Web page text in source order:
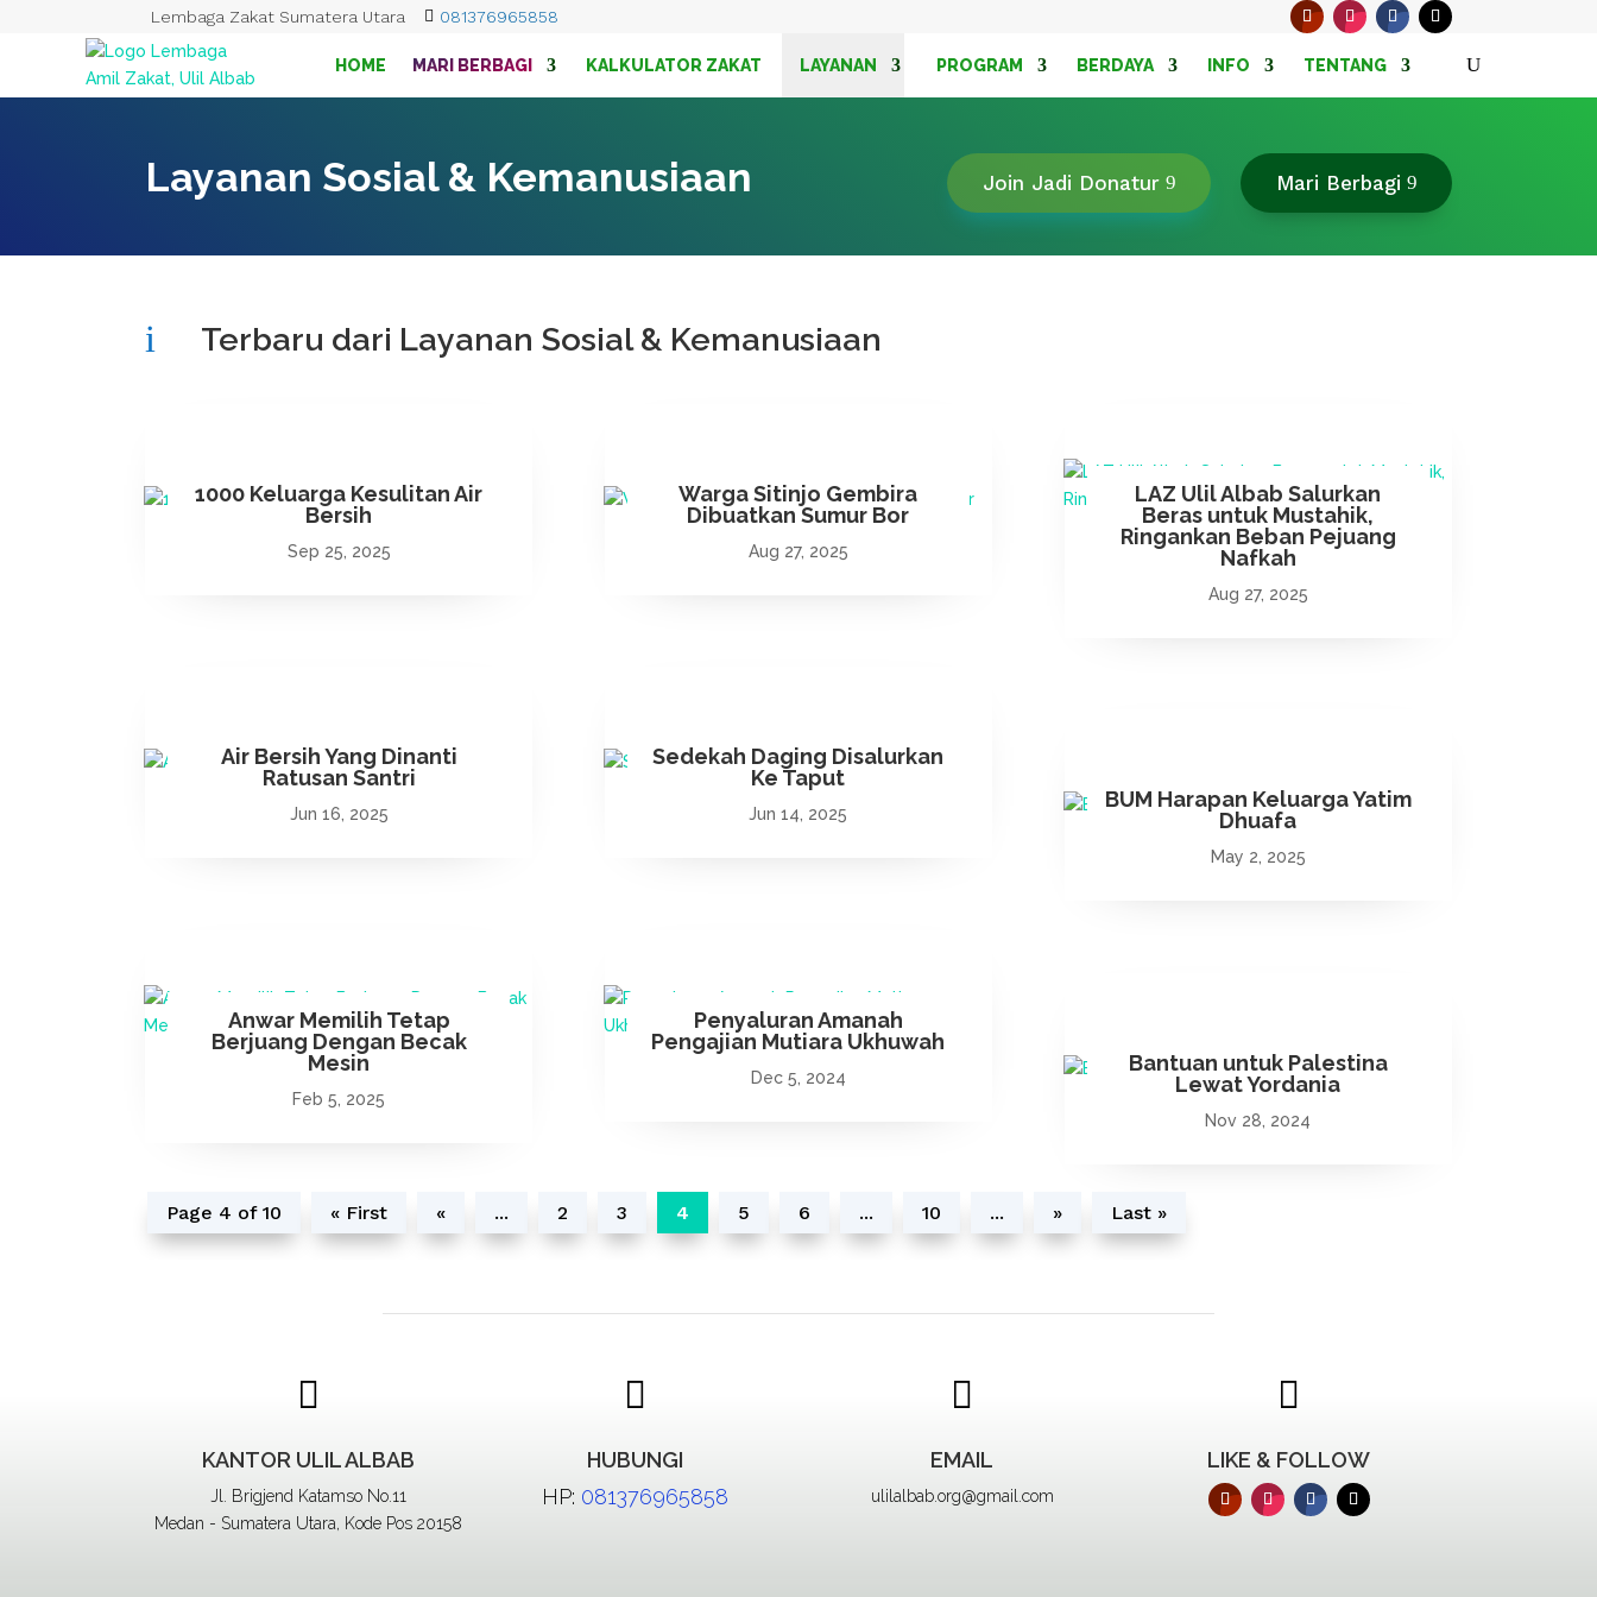
Lembaga Zakat Sumatera Utara  081376965858
HOME MARI BERBAGI KALKULATOR ZAKAT LAYANAN PROGRAM BERDAYA INFO TENTANG
Layanan Sosial & Kemanusiaan Join Jadi Donatur Mari Berbagi
i Terbaru dari Layanan Sosial & Kemanusiaan
1000 Keluarga Kesulitan Air
Bersih
Sep 25, 2025
Air Bersih Yang Dinanti
Ratusan Santri
Jun 16, 2025
Anwar Memilih Tetap
Berjuang Dengan Becak
Mesin
Feb 5, 2025
Warga Sitinjo Gembira
Dibuatkan Sumur Bor
Aug 27, 2025
Sedekah Daging Disalurkan
Ke Taput
Jun 14, 2025
Penyaluran Amanah
Pengajian Mutiara Ukhuwah
Dec 5, 2024
LAZ Ulil Albab Salurkan
Beras untuk Mustahik,
Ringankan Beban Pejuang
Nafkah
Aug 27, 2025
BUM Harapan Keluarga Yatim
Dhuafa
May 2, 2025
Bantuan untuk Palestina
Lewat Yordania
Nov 28, 2024
Page 4 of 10 « First « ... 2 3 4 5 6 ... 10 ... » Last »

KANTOR ULIL ALBAB
Jl. Brigjend Katamso No.11
Medan - Sumatera Utara, Kode Pos 20158

HUBUNGI
HP: 081376965858

EMAIL
ulilalbab.org@gmail.com

LIKE & FOLLOW